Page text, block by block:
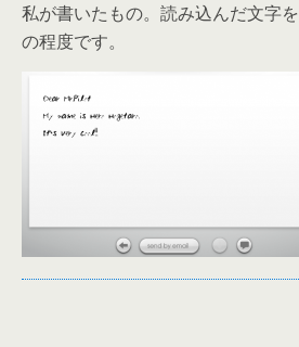
私が書いたもの。読み込んだ文字
の程度です。